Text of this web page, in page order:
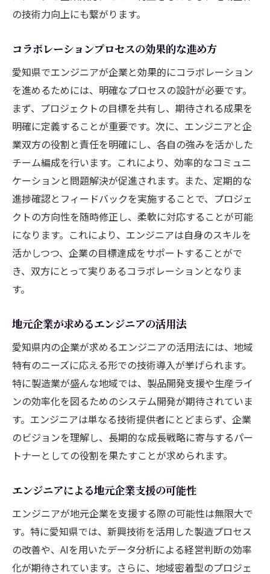
の技術力向上にも繋がります。
コラボレーションプロセスの効果的な進め方
愛知県でエンジニアが企業と効果的にコラボレーション
を進めるためには、明確なプロセスの設計が必要です。
まず、プロジェクトの目標を共有し、期待される成果を
明確に定義することが重要です。次に、エンジニアと企
業双方の役割と責任を明確にし、各自の強みを活かした
チーム編成を行います。これにより、効率的なコミュニ
ケーションと問題解決が促進されます。また、定期的な
進捗確認とフィードバックを実施することで、プロジェ
クトの方向性を随時修正し、柔軟に対応することが可能
になります。これにより、エンジニアは自身のスキルを
活かしつつ、企業の目標達成をサポートすることがで
き、双方にとって実りあるコラボレーションとなりま
す。
地元企業が求めるエンジニアの活用法
愛知県内の企業が求めるエンジニアの活用法には、地域
特有のニーズに応える形での技術導入が挙げられます。
特に製造業が盛んな地域では、製品開発支援や生産ライ
ンの効率化を図るためのシステム開発が期待されていま
す。エンジニアは単なる技術提供者にとどまらず、企業
のビジョンを理解し、長期的な成長戦略に寄与するパー
トナーとしての役割を果たすことが求められます。
エンジニアによる地元企業支援の可能性
エンジニアが地元企業を支援する際の可能性は無限大で
す。特に愛知県では、新興技術を活用した製造プロセス
の改善や、AIを用いたデータ分析による経営判断の効率
化が期待されています。さらに、地域密着型のプロジェ